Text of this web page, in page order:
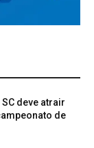
deve atrair
de